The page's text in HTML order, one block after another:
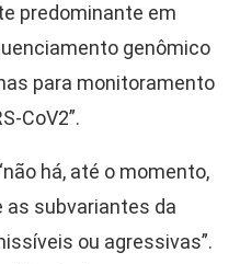
predominante em
genômico
para monitoramento
CoV2”.
há, até o momento,
as subvariantes da
ou agressivas”.